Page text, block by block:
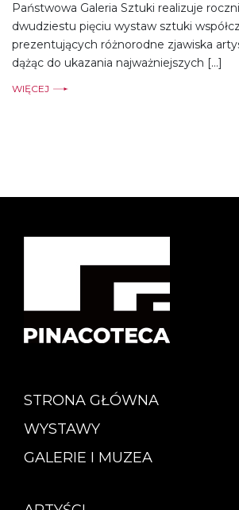
Państwowa Galeria Sztuki realizuje
dwudziestu pięciu wystaw sztuki
prezentujących różnorodne zjawiska
dążąc do ukazania najważniejszych […]
WIĘCEJ
STRONA GŁÓWNA
WYSTAWY
GALERIE I MUZEA